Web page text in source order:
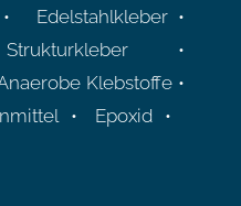
• Edelstahlkleber •
•
Klebstoffe •
• Epoxid •